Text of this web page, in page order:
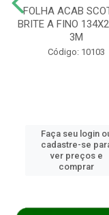
FOLHA ACAB
BRITE A FINO
3M
Código: 10103
Faça seu login
cadastre-se
ver preços e
comprar